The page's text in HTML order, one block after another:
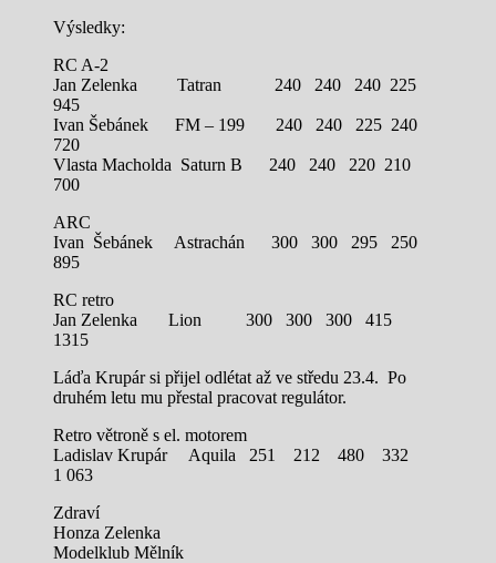
Výsledky:
RC A-2
Jan Zelenka Tatran 240 240 240 225
945
Ivan Šebánek FM – 199 240 240 225 240
720
Vlasta Macholda Saturn B 240 240 220 210
700
ARC
Ivan Šebánek Astrachán 300 300 295 250
895
RC retro
Jan Zelenka Lion 300 300 300 415
1315
Láďa Krupár si přijel odlétat až ve středu 23.4. Po
druhém letu mu přestal pracovat regulátor.
Retro větroně s el. motorem
Ladislav Krupár Aquila 251 212 480 332
1 063
Zdraví
Honza Zelenka
Modelklub Mělník